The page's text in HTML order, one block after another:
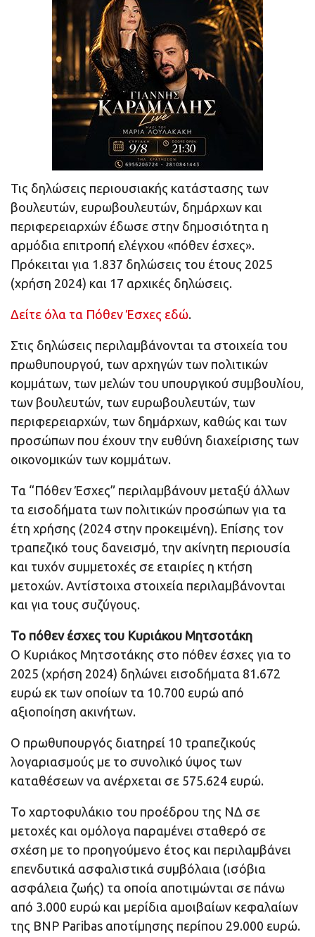
Τις δηλώσεις περιουσιακής κατάστασης των
βουλευτών, ευρωβουλευτών, δημάρχων και
περιφερειαρχών έδωσε στην δημοσιότητα η
αρμόδια επιτροπή ελέγχου «πόθεν έσχες».
Πρόκειται για 1.837 δηλώσεις του έτους 2025
(χρήση 2024) και 17 αρχικές δηλώσεις.
Δείτε όλα τα Πόθεν Έσχες εδώ.
Στις δηλώσεις περιλαμβάνονται τα στοιχεία του
πρωθυπουργού, των αρχηγών των πολιτικών
κομμάτων, των μελών του υπουργικού συμβουλίου,
των βουλευτών, των ευρωβουλευτών, των
περιφερειαρχών, των δημάρχων, καθώς και των
προσώπων που έχουν την ευθύνη διαχείρισης των
οικονομικών των κομμάτων.
Τα “Πόθεν Έσχες” περιλαμβάνουν μεταξύ άλλων
τα εισοδήματα των πολιτικών προσώπων για τα
έτη χρήσης (2024 στην προκειμένη). Επίσης τον
τραπεζικό τους δανεισμό, την ακίνητη περιουσία
και τυχόν συμμετοχές σε εταιρίες η κτήση
μετοχών. Αντίστοιχα στοιχεία περιλαμβάνονται
και για τους συζύγους.
Το πόθεν έσχες του Κυριάκου Μητσοτάκη
Ο Κυριάκος Μητσοτάκης στο πόθεν έσχες για το
2025 (χρήση 2024) δηλώνει εισοδήματα 81.672
ευρώ εκ των οποίων τα 10.700 ευρώ από
αξιοποίηση ακινήτων.
Ο πρωθυπουργός διατηρεί 10 τραπεζικούς
λογαριασμούς με το συνολικό ύψος των
καταθέσεων να ανέρχεται σε 575.624 ευρώ.
Το χαρτοφυλάκιο του προέδρου της ΝΔ σε
μετοχές και ομόλογα παραμένει σταθερό σε
σχέση με το προηγούμενο έτος και περιλαμβάνει
επενδυτικά ασφαλιστικά συμβόλαια (ισόβια
ασφάλεια ζωής) τα οποία αποτιμώνται σε πάνω
από 3.000 ευρώ και μερίδια αμοιβαίων κεφαλαίων
της BNP Paribas αποτίμησης περίπου 29.000 ευρώ.